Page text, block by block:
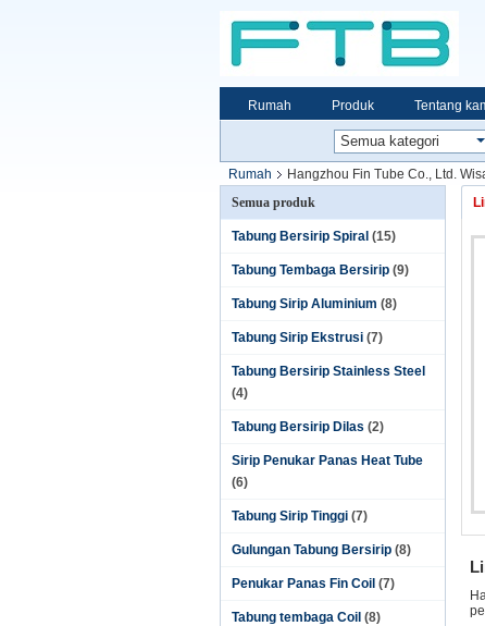
Rumah Produk Tentang
Rumah
Hangzhou Fin Tube Co., Ltd.
Semua produk
Tabung Bersirip Spiral (15)
Tabung Tembaga Bersirip (9)
Tabung Sirip Aluminium (8)
Tabung Sirip Ekstrusi (7)
Tabung Bersirip Stainless Steel
(4)
Tabung Bersirip Dilas (2)
Sirip Penukar Panas Heat Tube
(6)
Tabung Sirip Tinggi (7)
Gulungan Tabung Bersirip (8)
Penukar Panas Fin Coil (7)
Tabung tembaga Coil (8)